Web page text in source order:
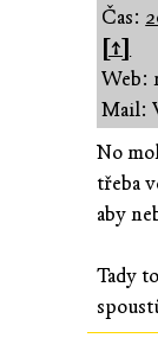
Čas:
[↑]
Web:
Mail:
No
třeba
aby
Tady